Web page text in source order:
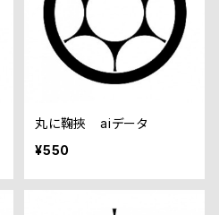
丸に鞠挾 aiデータ
¥550